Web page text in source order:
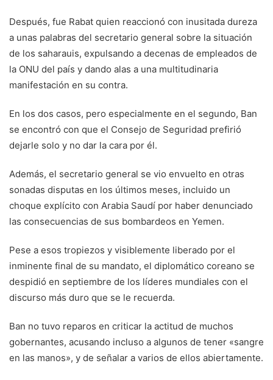
Después, fue Rabat quien reaccionó con inusitada dureza
a unas palabras del secretario general sobre la situación
de los saharauis, expulsando a decenas de empleados de
la ONU del país y dando alas a una multitudinaria
manifestación en su contra.
En los dos casos, pero especialmente en el segundo, Ban
se encontró con que el Consejo de Seguridad prefirió
dejarle solo y no dar la cara por él.
Además, el secretario general se vio envuelto en otras
sonadas disputas en los últimos meses, incluido un
choque explícito con Arabia Saudí por haber denunciado
las consecuencias de sus bombardeos en Yemen.
Pese a esos tropiezos y visiblemente liberado por el
inminente final de su mandato, el diplomático coreano se
despidió en septiembre de los líderes mundiales con el
discurso más duro que se le recuerda.
Ban no tuvo reparos en criticar la actitud de muchos
gobernantes, acusando incluso a algunos de tener «sangre
en las manos», y de señalar a varios de ellos abiertamente.